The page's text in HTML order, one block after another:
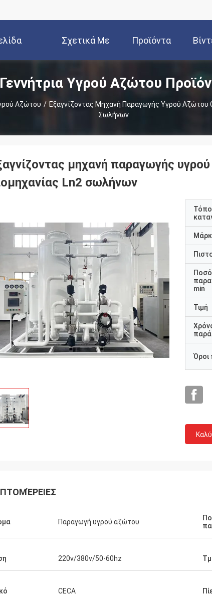
Σχετικά Με
Εμάς
Προϊόντα
Γεννήτρια Υγρού Αζώτου
Αζώτου / Εξαγνίζοντας Μηχανή Παραγωγής Υγρού Αζώτου
Σωλήνων
μηχανή παραγωγής
Ln2 σωλήνων
min
Τιμή
Όροι
Παραγωγή υγρού αζώτου
220v/380v/50-60hz
CECA